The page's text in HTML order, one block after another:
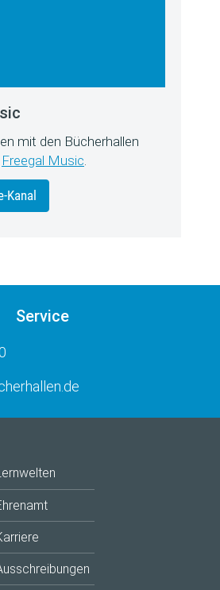
mit den Bücherhallen
Freegal Music
Kanal
Service